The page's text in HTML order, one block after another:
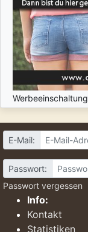
Werbeeinschaltung
E-Mail:
Passwort:
Passwort vergessen
Info:
Kontakt
Statistiken